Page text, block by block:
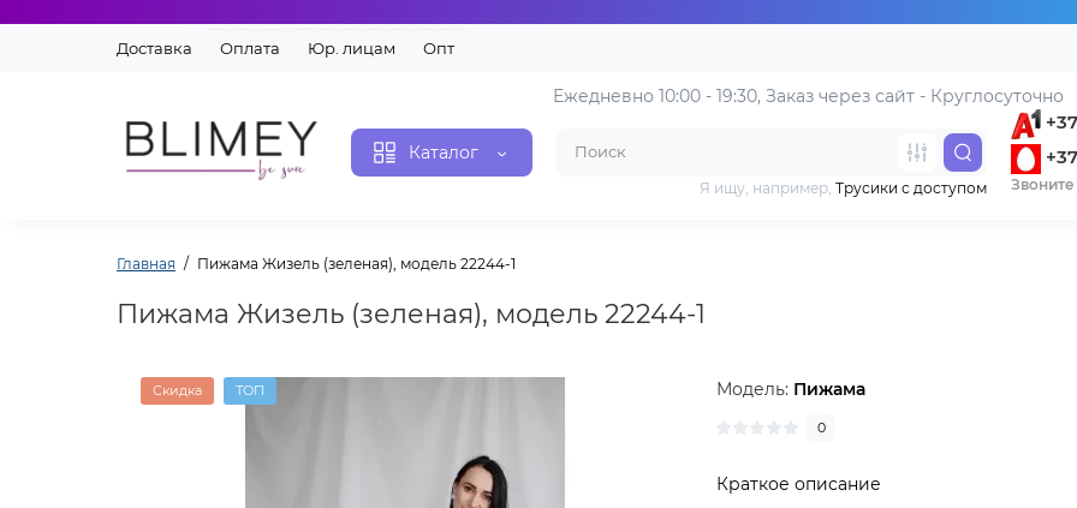
Доставка Оплата Юр. лицам Опт
Каталог
Ежедневно 10:00 - 19:30, Заказ через сайт - Круглосуточно
Я ищу, например, Трусики с доступом
Главная Пижама Жизель (зеленая), модель 22244-1
Пижама Жизель (зеленая), модель 22244-1
Скидка ТОП Модель: Пижама
0
Краткое описание